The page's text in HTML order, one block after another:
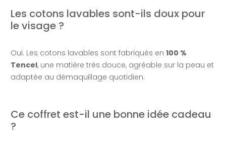
Les cotons lavables sont-ils doux pour
le visage ?
Oui. Les cotons lavables sont fabriqués en 100 %
Tencel, une matière très douce, agréable sur la peau et
adaptée au démaquillage quotidien.
Ce coffret est-il une bonne idée cadeau
?